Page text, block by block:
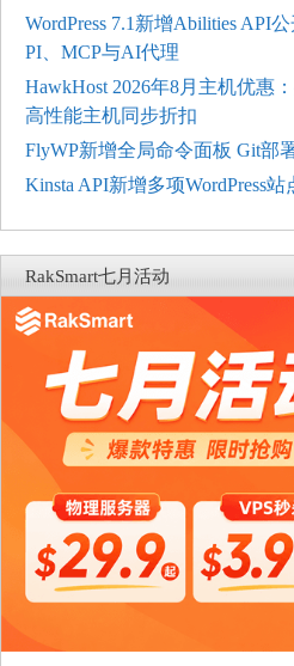
WordPress 7.1新增Abilities API
PI、MCP与AI代理
HawkHost 2026年8月主机优惠
高性能主机同步折扣
FlyWP新增全局命令面板 Git部
Kinsta API新增多项WordPress
RakSmart七月活动